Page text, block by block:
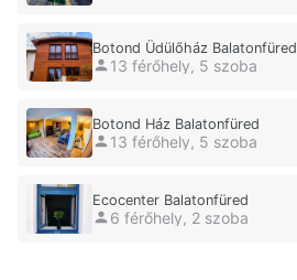
Botond Üdülőház Balatonfüred
13 férőhely, 5 szoba
Botond Ház Balatonfüred
13 férőhely, 5 szoba
Ecocenter Balatonfüred
6 férőhely, 2 szoba